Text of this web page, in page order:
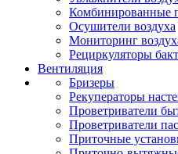
Комбинированные
Осушители воздуха
Мониторинг
Рециркуляторы
Вентиляция
Бризеры
Рекуператоры
Проветриватели
Проветриватели
Приточные